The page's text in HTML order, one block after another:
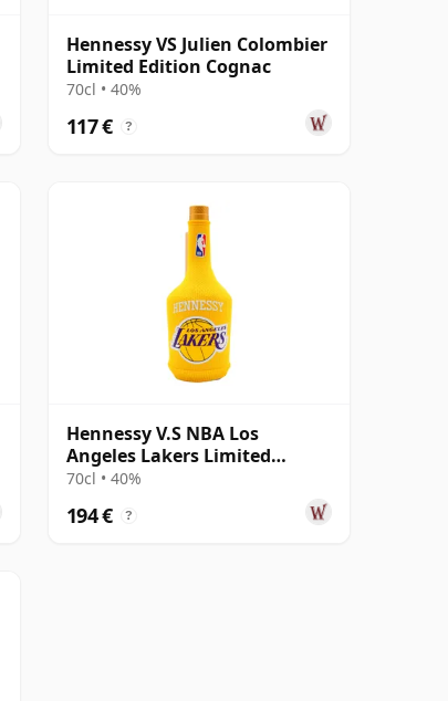
Hennessy VS Julien Colombier
Limited Edition Cognac
70cl • 40%
117 € ?
Hennessy V.S NBA Los
Angeles Lakers Limited
Edition Cognac
70cl • 40%
194 € ?